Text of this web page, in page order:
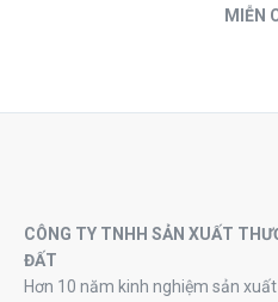
MIỄN
CÔNG TY TNHH SẢN XUẤT
ĐẤT
Hơn 10 năm kinh nghiệm sản